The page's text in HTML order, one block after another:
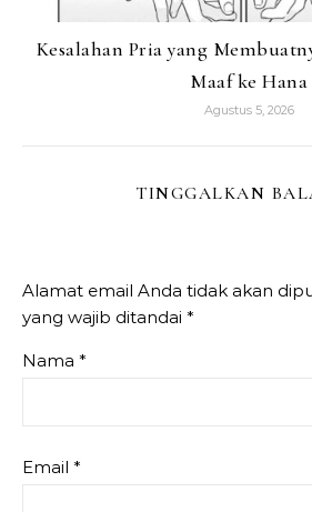
Kesalahan Pria yang
Maaf ke Hana
Agustus 5, 2026
TINGGALKAN
Alamat email Anda tidak akan
yang wajib ditandai *
Nama *
Email *